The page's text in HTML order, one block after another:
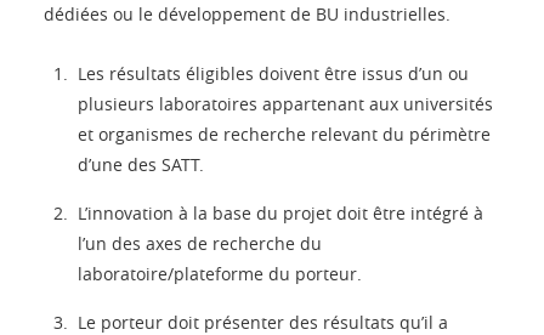
dédiées ou le développement de BU industrielles.
Les résultats éligibles doivent être issus d’un ou
plusieurs laboratoires appartenant aux universités
et organismes de recherche relevant du périmètre
d’une des SATT.
L’innovation à la base du projet doit être intégré à
l’un des axes de recherche du
laboratoire/plateforme du porteur.
Le porteur doit présenter des résultats qu’il a